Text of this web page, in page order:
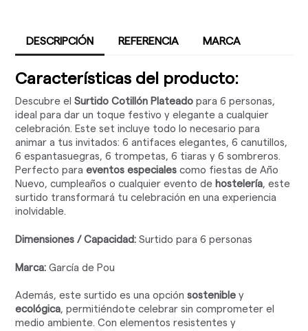
DESCRIPCIÓN REFERENCIA MARCA
Características del producto:
Descubre elSurtido Cotillón Plateado para 6 personas,
ideal para dar un toque festivo y elegante a cualquier
celebración. Este set incluye todo lo necesario para
animar a tus invitados: 6 antifaces elegantes, 6 canutillos,
6 espantasuegras, 6 trompetas, 6 tiaras y 6 sombreros.
Perfecto paraeventos especiales como fiestas de Año
Nuevo, cumpleaños o cualquier evento de hostelería, este
surtido transformará tu celebración en una experiencia
inolvidable.
Dimensiones / Capacidad: Surtido para 6 personas
Marca: García de Pou
Además, este surtido es una opciónsostenible y
ecológica, permitiéndote celebrar sin comprometer el
medio ambiente. Con elementos resistentes y